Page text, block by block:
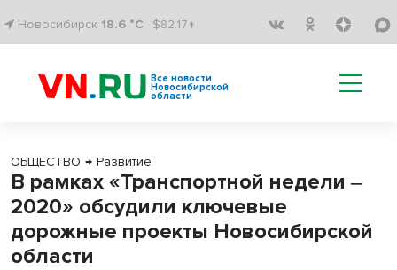
Новосибирск 18.6 °C $82.17↑
Все новости
Новосибирской
области
ОБЩЕСТВО → Развитие
В рамках «Транспортной недели ‒
2020» обсудили ключевые
дорожные проекты Новосибирской
области